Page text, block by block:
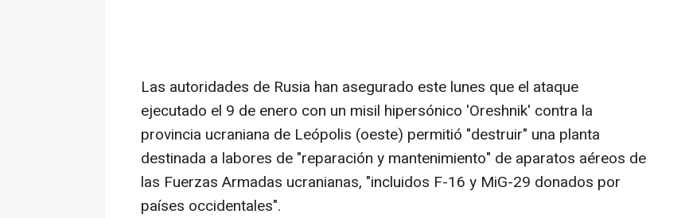
Las autoridades de Rusia han asegurado este lunes que el ataque
ejecutado el 9 de enero con un misil hipersónico 'Oreshnik' contra la
provincia ucraniana de Leópolis (oeste) permitió "destruir" una planta
destinada a labores de "reparación y mantenimiento" de aparatos aéreos de
las Fuerzas Armadas ucranianas, "incluidos F-16 y MiG-29 donados por
países occidentales".